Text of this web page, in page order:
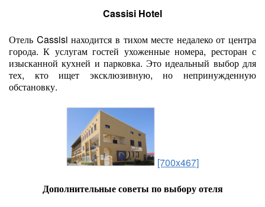
Cassisi Hotel
Отель Cassisi находится в тихом месте недалеко от центра
города. К услугам гостей ухоженные номера, ресторан с
изысканной кухней и парковка. Это идеальный выбор для
тех, кто ищет эксклюзивную, но непринужденную
обстановку.
[700x467]
Дополнительные советы по выбору отеля